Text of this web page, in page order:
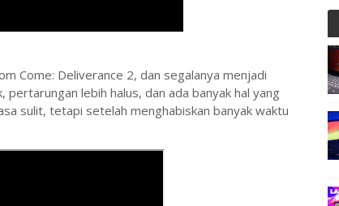
Come: Deliverance 2, dan segalanya menjadi
lebih halus, dan ada banyak hal yang
sulit, tetapi setelah menghabiskan banyak waktu